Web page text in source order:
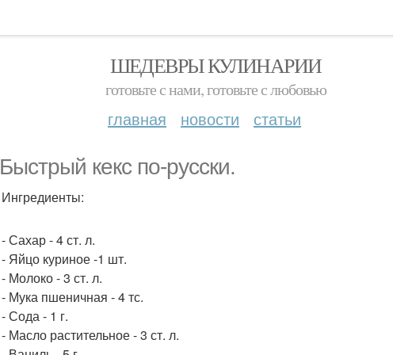
ШЕДЕВРЫ КУЛИНАРИИ
готовьте с нами, готовьте с любовью
главная новости статьи
Быстрый кекс по-русски.
Ингредиенты:
- Сахар - 4 ст. л.
- Яйцо куриное -1 шт.
- Молоко - 3 ст. л.
- Мука пшеничная - 4 тс.
- Сода - 1 г.
- Масло растительное - 3 ст. л.